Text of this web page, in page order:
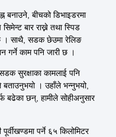
बनाउने, बीचको डिभाइडरमा
बार राख्ने तथा स्पिड
। साथै, सडक छेउमा रेलिङ
गर्ने काम पनि जारी छ ।
सुरक्षाका कामलाई पनि
बताउनुभयो । उहाँले भन्नुभयो,
बढेका छन्, हामीले सोहीअनुसार
पर्ने ६५ किलोमिटर